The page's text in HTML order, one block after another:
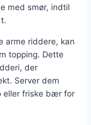
med smør, indtil
arme riddere, kan
topping. Dette
der
Server dem
eller friske bær for